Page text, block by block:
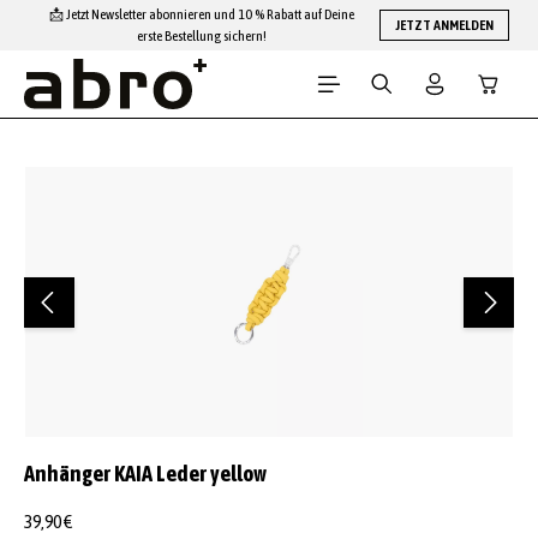
Zum Hauptinhalt springen
📩 Jetzt Newsletter abonnieren und 10 % Rabatt auf Deine
erste Bestellung sichern!
JETZT ANMELDEN
Anhänger KAIA Leder yellow
39,90 €